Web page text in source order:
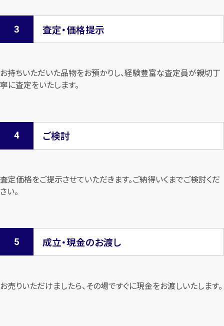
査定・価格提示
お持ちいただいた品物をお預かりし、経験豊富な査定員が親切丁
寧に査定をいたします。
ご検討
査定価格をご提示させていただきます。ご納得いくまでご検討くだ
さい。
成立・現金のお渡し
お売りいただけましたら、その場ですぐに現金をお渡しいたします。